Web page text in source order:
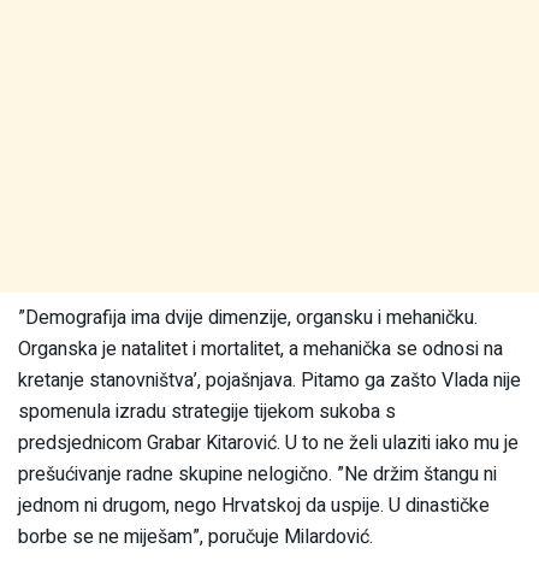
”Demografija ima dvije dimenzije, organsku i mehaničku.
Organska je natalitet i mortalitet, a mehanička se odnosi na
kretanje stanovništva’, pojašnjava. Pitamo ga zašto Vlada nije
spomenula izradu strategije tijekom sukoba s
predsjednicom Grabar Kitarović. U to ne želi ulaziti iako mu je
prešućivanje radne skupine nelogično. ”Ne držim štangu ni
jednom ni drugom, nego Hrvatskoj da uspije. U dinastičke
borbe se ne miješam”, poručuje Milardović.